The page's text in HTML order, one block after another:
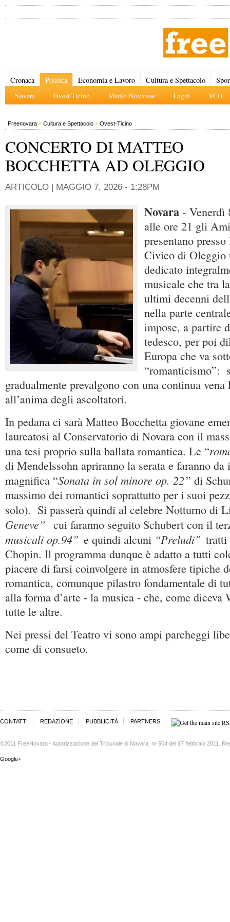
Cronaca Politica
Novara Ovest-Ticino Medio-Novarese Laghi VCO
Economia e Lavoro Cultura e Spettacolo
Freenovara » Cultura e Spettacolo » Ovest-Ticino
CONCERTO DI MATTEO
BOCCHETTA AD OLEGGIO
ARTICOLO | MAGGIO 7, 2026 - 1:28PM
Novara - Venerdì
alle ore 21 gli
presentano
Civico di Oleggio
dedicato
musicale che tra
ultimi decenni
nella parte
impose, a partire
tedesco, per poi
Europa che va
“romanticismo”:
gradualmente prevalgono con una continua
all’anima degli ascoltatori.
In pedana ci sarà Matteo Bocchetta giovane
laureatosi al Conservatorio di Novara con il
una tesi proprio sulla ballata romantica. Le “
di Mendelssohn apriranno la serata e faranno
magnifica “Sonata in sol minore op. 22” di
massimo dei romantici soprattutto per i suoi
solo). Si passerà quindi al celebre Notturno di
Geneve” cui faranno seguito Schubert con il
musicali op.94” e quindi alcuni “Preludi” tratti
Chopin. Il programma dunque è adatto a tutti
piacere di farsi coinvolgere in atmosfere tipiche
romantica, comunque pilastro fondamentale di
alla forma d’arte - la musica - che, come diceva
tutte le altre.
Nei pressi del Teatro vi sono ampi parcheggi
come di consueto.
CONTATTI REDAZIONE PUBBLICITÀ PARTNERS
©2011 FreeNovara - Autorizzazione del Tribunale di Novara, nr 504 del 17 febbraio 2011.
Google+